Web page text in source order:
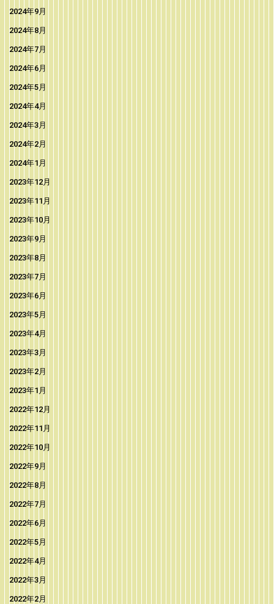
2024年9月
2024年8月
2024年7月
2024年6月
2024年5月
2024年4月
2024年3月
2024年2月
2024年1月
2023年12月
2023年11月
2023年10月
2023年9月
2023年8月
2023年7月
2023年6月
2023年5月
2023年4月
2023年3月
2023年2月
2023年1月
2022年12月
2022年11月
2022年10月
2022年9月
2022年8月
2022年7月
2022年6月
2022年5月
2022年4月
2022年3月
2022年2月